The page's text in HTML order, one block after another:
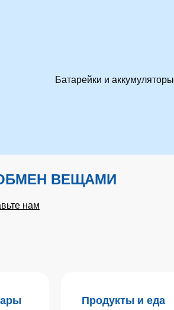
Батарейки и аккумуляторы
ВЕЩАМИ
нам
Продукты и еда